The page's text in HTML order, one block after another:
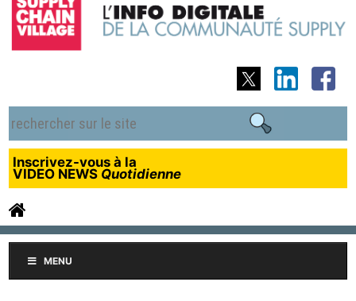
Inscrivez-vous à la
VIDEO NEWS Quotidienne
MENU